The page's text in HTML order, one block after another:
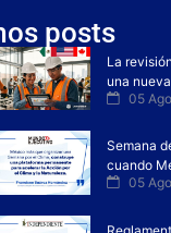
posts
La
una
05
Semana
cuando
05